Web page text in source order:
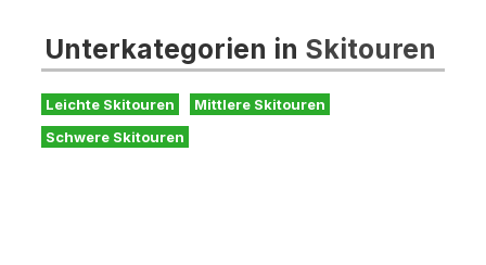
Unterkategorien in Skitouren
Leichte Skitouren
Mittlere Skitouren
Schwere Skitouren